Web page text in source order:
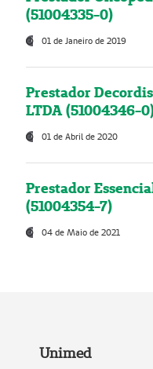
(51004335-0)
01 de Janeiro de 2019
Prestador
LTDA (51004346-
01 de Abril de 2020
Prestador
(51004354-7)
04 de Maio de 2021
Unimed